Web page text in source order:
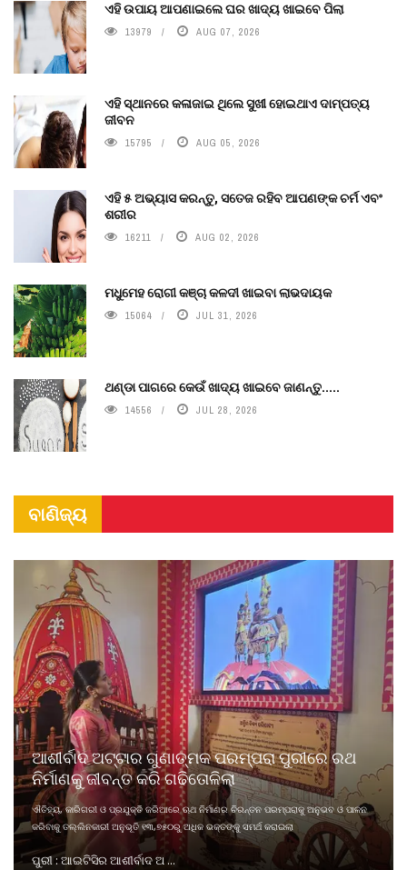
ଏହି ଉପାୟ ଆପଣାଇଲେ ଘର ଖାଦ୍ୟ ଖାଇବେ ପିଲା
13979 AUG 07, 2026
ଏହି ସ୍ଥାନରେ କଳାଜାଇ ଥିଲେ ସୁଖୀ ହୋଇଥାଏ ଦାମ୍ପତ୍ୟ
ଜୀବନ
15795 AUG 05, 2026
ଏହି ୫ ଅଭ୍ୟାସ କରନ୍ତୁ, ସତେଜ ରହିବ ଆପଣଙ୍କ ଚର୍ମ ଏବଂ
ଶରୀର
16211 AUG 02, 2026
ମଧୁମେହ ରୋଗୀ କଞ୍ଚା କଳଦୀ ଖାଇବା ଲାଭଦାୟକ
15064 JUL 31, 2026
ଥଣ୍ଡା ପାଗରେ କେଉଁ ଖାଦ୍ୟ ଖାଇବେ ଜାଣନ୍ତୁ.....
14556 JUL 28, 2026
ବାଣିଜ୍ୟ
ଆଶୀର୍ବାଦ ଅଟ୍ଟାର ଗୁଣାତ୍ମକ ପରମ୍ପରା ପୁରୀରେ ରଥ
ନିର୍ମାଣକୁ ଜୀବନ୍ତ କରି ଗଢିତୋଳିଲା
ଐତିହ୍ୟ, କାରିଗରୀ ଓ ପ୍ରଯୁକ୍ତି ଜରିଆରେ ଋଥ ନିର୍ମାଣର ଚିରନ୍ତନ ପରମ୍ପରାକୁ ଅନୁଭବ ଓ ପାଳନ
କରିବାକୁ ତଲ୍ଲିନକାରୀ ଅନୁଭୂତି ୧୩,୭୫୦ରୁ ଅଧିକ ଭକ୍ତଙ୍କୁ ସମର୍ଥ କରାଇଲା
ପୁରୀ : ଆଇଟିସିର ଆଶୀର୍ବାଦ ଅ ...